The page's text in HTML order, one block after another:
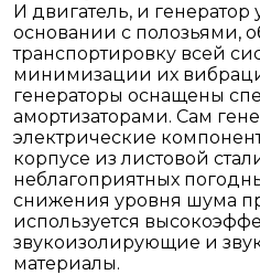
И двигатель, и
основании с полозьями,
транспортировку всей
минимизации их
генераторы оснащены
амортизаторами. Сам
электрические
корпусе из листовой
неблагоприятных
снижения уровня шума
используется
звукоизолирующие и
материалы.